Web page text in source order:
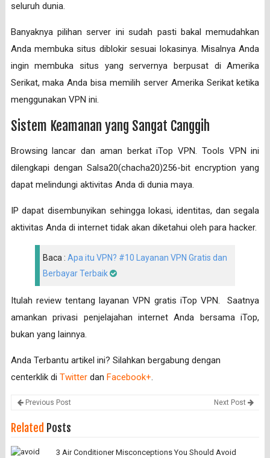
seluruh dunia.
Banyaknya pilihan server ini sudah pasti bakal memudahkan
Anda membuka situs diblokir sesuai lokasinya. Misalnya Anda
ingin membuka situs yang servernya berpusat di Amerika
Serikat, maka Anda bisa memilih server Amerika Serikat ketika
menggunakan VPN ini.
Sistem Keamanan yang Sangat Canggih
Browsing lancar dan aman berkat iTop VPN. Tools VPN ini
dilengkapi dengan Salsa20(chacha20)256-bit encryption yang
dapat melindungi aktivitas Anda di dunia maya.
IP dapat disembunyikan sehingga lokasi, identitas, dan segala
aktivitas Anda di internet tidak akan diketahui oleh para hacker.
Baca : Apa itu VPN? #10 Layanan VPN Gratis dan
Berbayar Terbaik
Itulah review tentang layanan VPN gratis iTop VPN. Saatnya
amankan privasi penjelajahan internet Anda bersama iTop,
bukan yang lainnya.
Anda Terbantu artikel ini? Silahkan bergabung dengan
centerklik di Twitterdan Facebook+.
Previous Post Next Post
Related Posts
3 Air Conditioner Misconceptions You Should Avoid